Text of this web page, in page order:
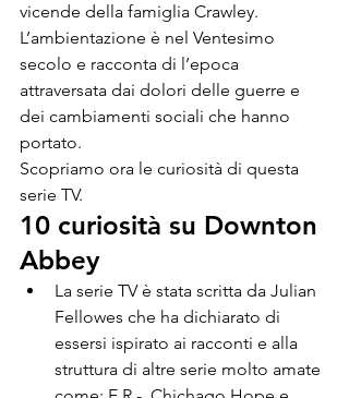
vicende della famiglia Crawley.
L’ambientazione è nel Ventesimo
secolo e racconta di l’epoca
attraversata dai dolori delle guerre e
dei cambiamenti sociali che hanno
portato.
Scopriamo ora le curiosità di questa
serie TV.
10 curiosità su Downton
Abbey
La serie TV è stata scritta da Julian
Fellowes che ha dichiarato di
essersi ispirato ai racconti e alla
struttura di altre serie molto amate